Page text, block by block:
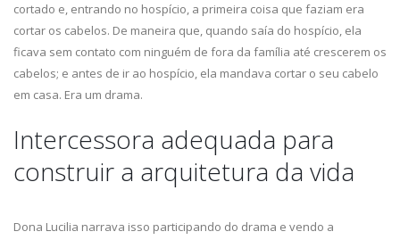
cortado e, entrando no hospício, a primeira coisa que faziam era
cortar os cabelos. De maneira que, quando saía do hospício, ela
ficava sem contato com ninguém de fora da família até crescerem os
cabelos; e antes de ir ao hospício, ela mandava cortar o seu cabelo
em casa. Era um drama.
Intercessora adequada para
construir a arquitetura da vida
Dona Lucilia narrava isso participando do drama e vendo a